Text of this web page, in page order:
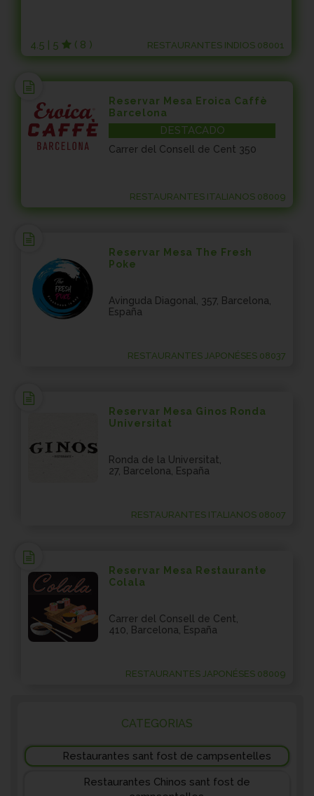
RESTAURANTES INDIOS 08001
4.5 | 5 ( 8 )
Reservar Mesa Eroica Caffè
Barcelona
DESTACADO
Carrer del Consell de Cent 350
RESTAURANTES ITALIANOS 08009
Reservar Mesa The Fresh
Poke
Avinguda Diagonal, 357, Barcelona,
España
RESTAURANTES JAPONÉSES 08037
Reservar Mesa Ginos Ronda
Universitat
Ronda de la Universitat,
27, Barcelona, España
RESTAURANTES ITALIANOS 08007
Reservar Mesa Restaurante
Colala
Carrer del Consell de Cent,
410, Barcelona, España
RESTAURANTES JAPONÉSES 08009
CATEGORIAS
Restaurantes sant fost de campsentelles
Restaurantes Chinos sant fost de